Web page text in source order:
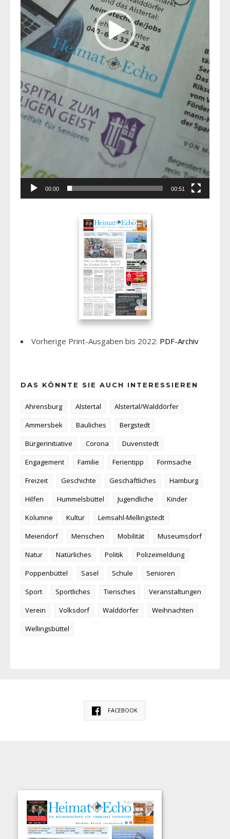
00:00 00:51
Vorherige Print-Ausgaben bis 2022: PDF-Archiv
DAS KÖNNTE SIE AUCH INTERESSIEREN
Ahrensburg Alstertal
Alstertal/Walddörfer
Ammersbek
Bauliches
Bergstedt
Bürgerinitiative
Corona
Duvenstedt
Engagement
Familie Ferientipp
Formsache
Freizeit
Geschichte Geschäftliches
Hamburg
Hilfen
Hummelsbüttel Jugendliche
Kinder
Kolumne
Kultur
Lemsahl-Mellingstedt
Meiendorf
Menschen Mobilität
Museumsdorf
Natur
Natürliches Politik
Polizeimeldung
Poppenbüttel
Sasel Schule
Senioren
Sport
Sportliches Tierisches
Veranstaltungen
Verein
Volksdorf Walddörfer
Weihnachten
Wellingsbüttel
FACEBOOK